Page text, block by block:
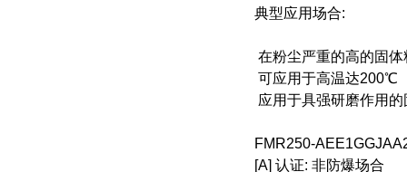
典型应用场合:
在粉尘严重的高的固
可应用于高温达200℃
应用于具强研磨作用
FMR250-
[A] 认证: 非防爆场合